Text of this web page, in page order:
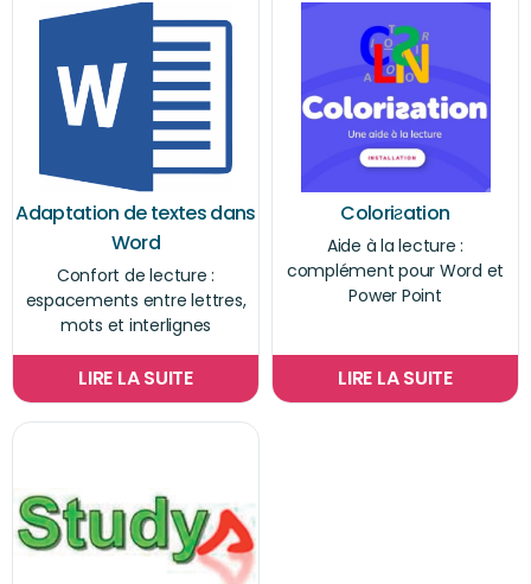
Adaptation de textes dans
Word
Confort de lecture :
espacements entre lettres,
mots et interlignes
LIRE LA SUITE
Coloriƨation
Aide à la lecture :
complément pour Word et
Power Point
LIRE LA SUITE